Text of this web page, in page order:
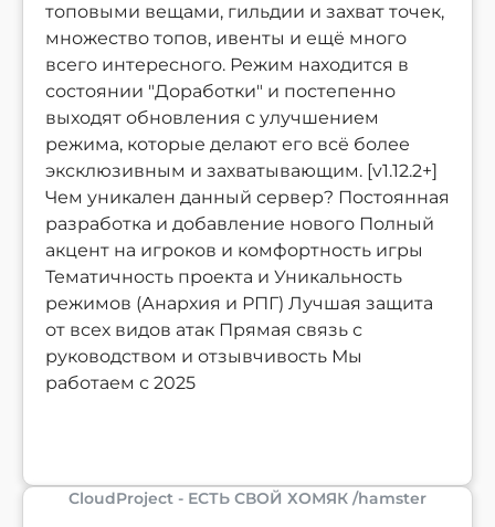
топовыми вещами, гильдии и захват точек,
множество топов, ивенты и ещё много
всего интересного. Режим находится в
состоянии "Доработки" и постепенно
выходят обновления с улучшением
режима, которые делают его всё более
эксклюзивным и захватывающим. [v1.12.2+]
Чем уникален данный сервер? Постоянная
разработка и добавление нового Полный
акцент на игроков и комфортность игры
Тематичность проекта и Уникальность
режимов (Анархия и РПГ) Лучшая защита
от всех видов атак Прямая связь с
руководством и отзывчивость Мы
работаем с 2025
CloudProject - ЕСТЬ СВОЙ ХОМЯК /hamster